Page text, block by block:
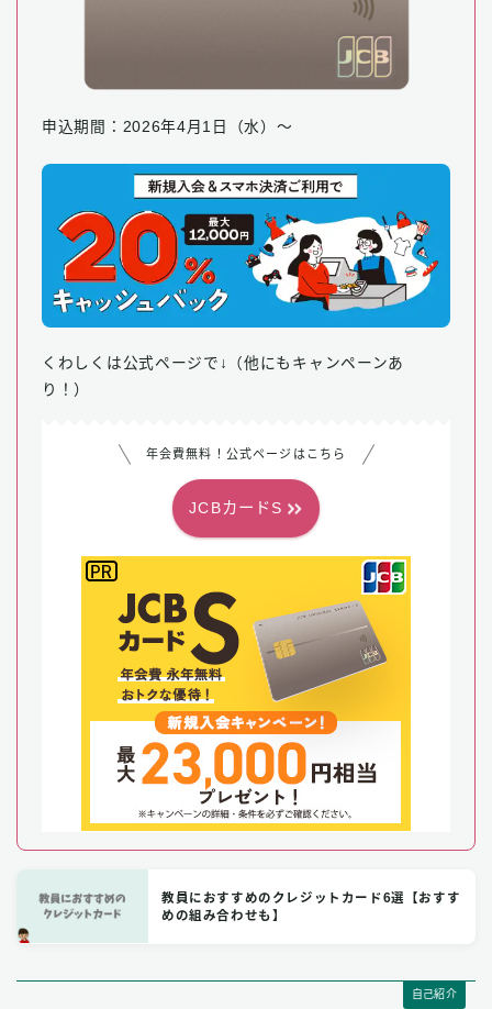
申込期間：2026年4月1日（水）～
くわしくは公式ページで↓（他にもキャンペーンあ
り！）
年会費無料！公式ページはこちら
JCBカードS
教員におすすめのクレジットカード6選【おすす
めの組み合わせも】
自己紹介